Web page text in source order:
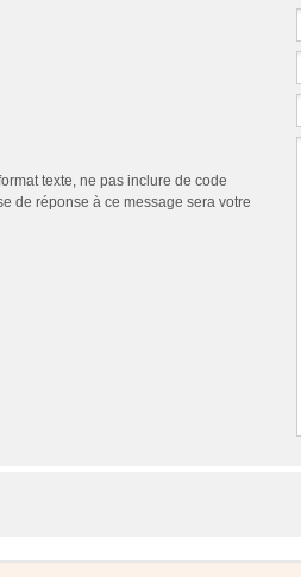
texte, ne pas inclure de code
de réponse à ce message sera votre